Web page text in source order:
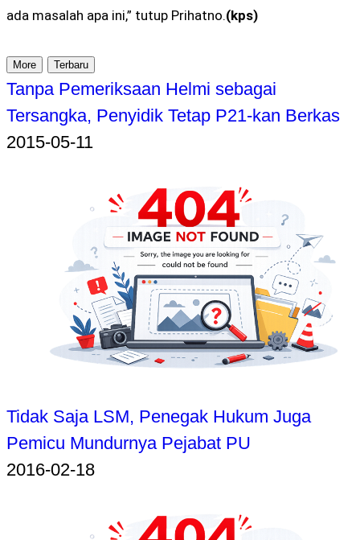
ada masalah apa ini,” tutup Prihatno.(kps)
More Terbaru
Tanpa Pemeriksaan Helmi sebagai
Tersangka, Penyidik Tetap P21-kan Berkas
2015-05-11
Tidak Saja LSM, Penegak Hukum Juga
Pemicu Mundurnya Pejabat PU
2016-02-18